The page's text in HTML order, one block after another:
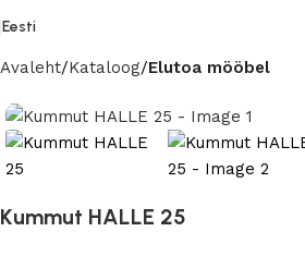
Eesti
Avaleht Kataloog Elutoa mööbel
Kummut HALLE 25